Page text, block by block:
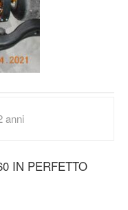
anni
IN PERFETTO